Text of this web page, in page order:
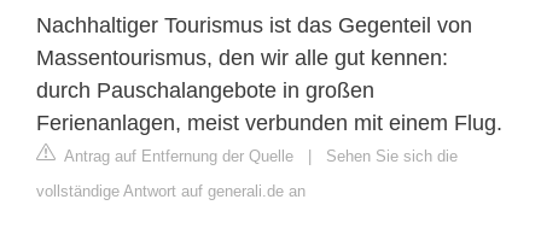
Nachhaltiger Tourismus ist das Gegenteil von
Massentourismus, den wir alle gut kennen:
durch Pauschalangebote in großen
Ferienanlagen, meist verbunden mit einem Flug.
Antrag auf Entfernung der Quelle | Sehen Sie sich die
vollständige Antwort auf generali.de an